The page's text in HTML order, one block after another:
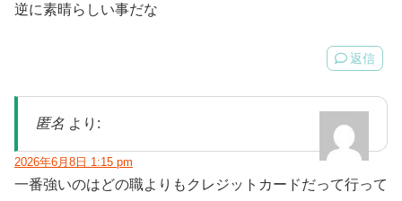
逆に素晴らしい事だな
返信
匿名 より:
2026年6月8日 1:15 pm
一番強いのはどの職よりもクレジットカードだって行って